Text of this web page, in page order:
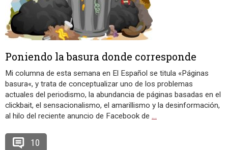
Poniendo la basura donde corresponde
Mi columna de esta semana en El Español se titula «Páginas
basura«, y trata de conceptualizar uno de los problemas
actuales del periodismo, la abundancia de páginas basadas en el
clickbait, el sensacionalismo, el amarillismo y la desinformación,
al hilo del reciente anuncio de Facebook de …
10